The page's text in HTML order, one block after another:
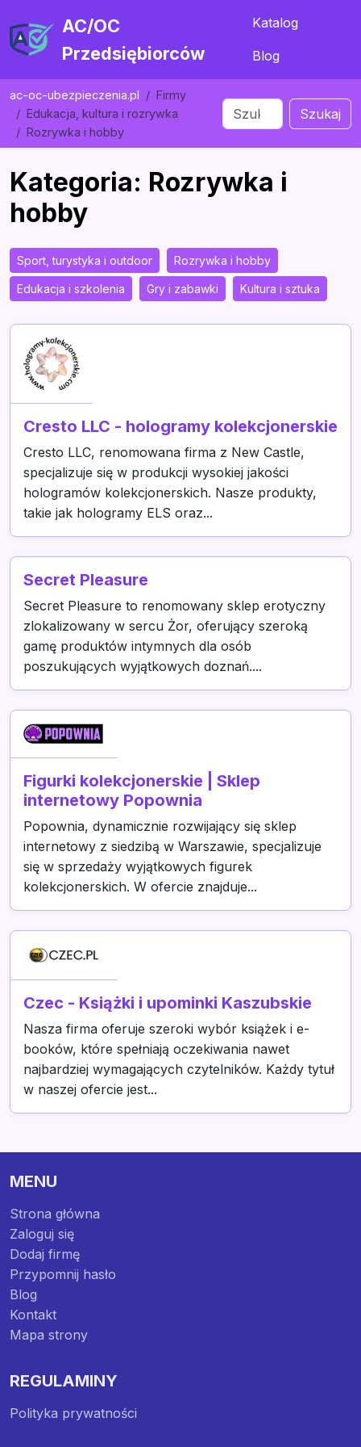
AC/OC
Przedsiębiorców
Katalog
Blog
ac-oc-ubezpieczenia.pl
Firmy
Edukacja, kultura i rozrywka
Rozrywka i hobby
Szukaj
Kategoria: Rozrywka i
hobby
Sport, turystyka i outdoor Rozrywka i hobby
Edukacja i szkolenia Gry i zabawki Kultura i sztuka
Cresto LLC - hologramy kolekcjonerskie
Cresto LLC, renomowana firma z New Castle,
specjalizuje się w produkcji wysokiej jakości
hologramów kolekcjonerskich. Nasze produkty,
takie jak hologramy ELS oraz...
Secret Pleasure
Secret Pleasure to renomowany sklep erotyczny
zlokalizowany w sercu Żor, oferujący szeroką
gamę produktów intymnych dla osób
poszukujących wyjątkowych doznań....
Figurki kolekcjonerskie | Sklep
internetowy Popownia
Popownia, dynamicznie rozwijający się sklep
internetowy z siedzibą w Warszawie, specjalizuje
się w sprzedaży wyjątkowych figurek
kolekcjonerskich. W ofercie znajduje...
Czec - Książki i upominki Kaszubskie
Nasza firma oferuje szeroki wybór książek i e-
booków, które spełniają oczekiwania nawet
najbardziej wymagających czytelników. Każdy tytuł
w naszej ofercie jest...
MENU
Strona główna
Zaloguj się
Dodaj firmę
Przypomnij hasło
Blog
Kontakt
Mapa strony
REGULAMINY
Polityka prywatności